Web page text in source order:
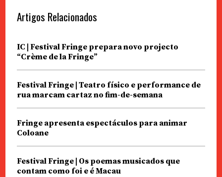
Artigos Relacionados
IC | Festival Fringe prepara novo projecto
“Crème de la Fringe”
Festival Fringe | Teatro físico e performance de
rua marcam cartaz no fim-de-semana
Fringe apresenta espectáculos para animar
Coloane
Festival Fringe | Os poemas musicados que
contam como foi e é Macau